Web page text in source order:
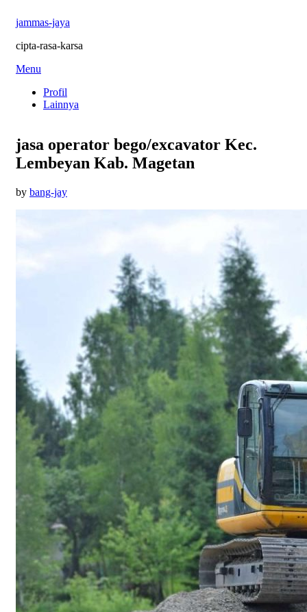
jammas-jaya
cipta-rasa-karsa
Skip
content
Menu
Profil
Lainnya
jasa operator bego/excavator Kec.
Lembeyan Kab. Magetan
by bang-jayPosted